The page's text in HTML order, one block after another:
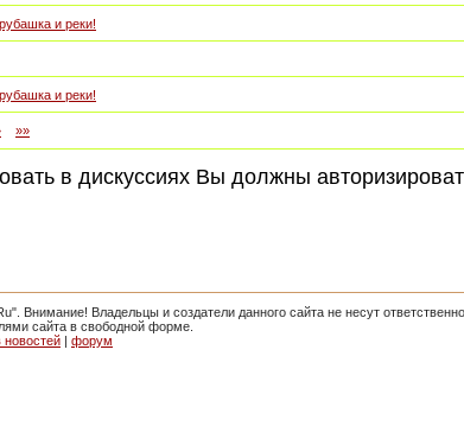
и реки!
и реки!
»»
в дискуссиях Вы должны
Внимание! Владельцы и создатели данного сайта не несут
сайта в свободной форме.
новостей | форум